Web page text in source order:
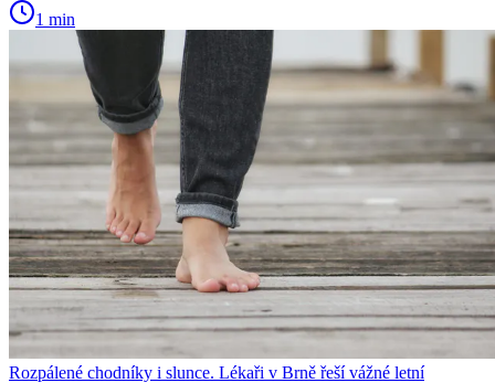
1 min
Rozpálené chodníky i slunce. Lékaři v Brně řeší vážné letní